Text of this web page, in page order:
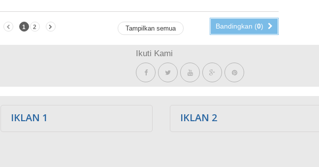
Bandingkan (0)
Tampilkan semua
1 2
Ikuti Kami
IKLAN 1 IKLAN 2